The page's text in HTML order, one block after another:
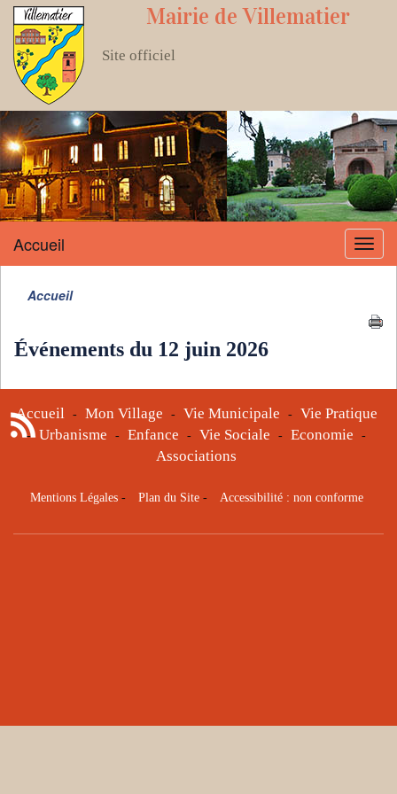
Mairie de Villematier
Site officiel
Menu
Accueil
Accueil
Événements du 12 juin 2026
Accueil - Mon Village - Vie Municipale - Vie Pratique
- Urbanisme - Enfance - Vie Sociale - Economie -
Associations
Mentions Légales- Plan du Site- Accessibilité : non conforme